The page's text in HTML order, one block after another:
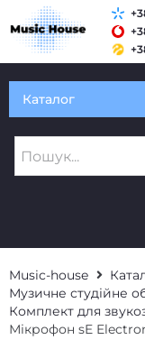
Каталог
Music-house
Музичне студійне
Комплект для
Мікрофон sE